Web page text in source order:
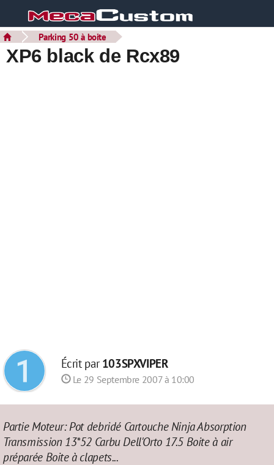
Parking 50 à boite
XP6 black de Rcx89
Écrit par103SPXVIPER
Le 29 Septembre 2007 à 10:00
Partie Moteur: Pot debridé Cartouche Ninja Absorption
Transmission 13*52 Carbu Dell'Orto 17.5 Boite à air
préparée Boite à clapets...